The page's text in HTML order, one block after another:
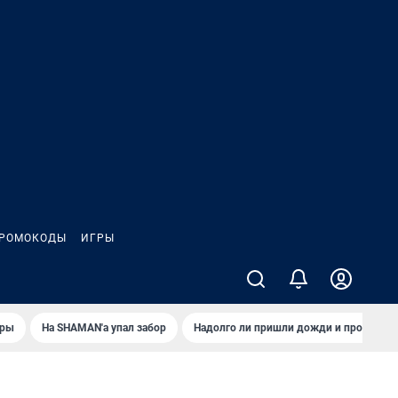
ИГРЫ
На SHAMAN'а упал забор Надолго ли пришли дожди и прохлада